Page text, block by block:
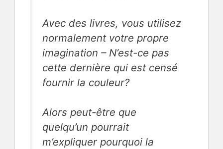
Avec des livres, vous utilisez
normalement votre propre
imagination – N’est-ce pas
cette dernière qui est censé
fournir la couleur?
Alors peut-être que
quelqu’un pourrait
m’expliquer pourquoi la